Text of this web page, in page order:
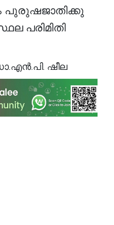
പുരുഷജാതിക്കു
പരിമിതി